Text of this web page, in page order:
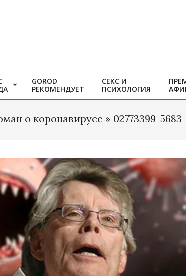
GOROD
РЕКОМЕНДУЕТ
СЕКС И
ПСИХОЛОГИЯ
о коронавирусе » 02773399-